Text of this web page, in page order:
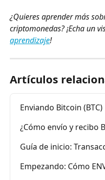
¿Quieres aprender más
criptomonedas? ¡Echa un
aprendizaje!
Artículos
Enviando Bitcoin (BTC)
¿Cómo envío y recibo
Guía de inicio:
Empezando: Cómo